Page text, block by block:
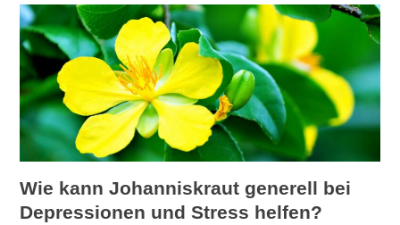
Wie kann Johanniskraut generell bei
Depressionen und Stress helfen?